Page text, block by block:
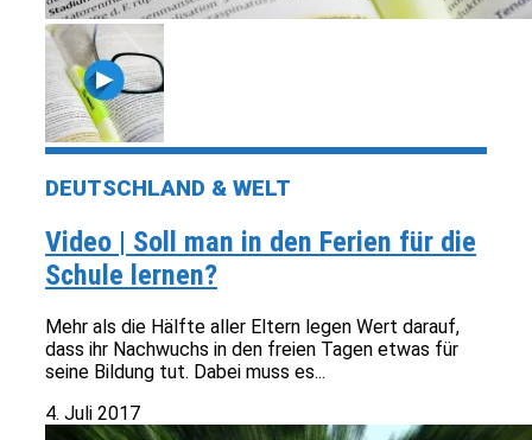
DEUTSCHLAND & WELT
Video | Soll man in den Ferien für die
Schule lernen?
Mehr als die Hälfte aller Eltern legen Wert darauf,
dass ihr Nachwuchs in den freien Tagen etwas für
seine Bildung tut. Dabei muss es...
4. Juli 2017